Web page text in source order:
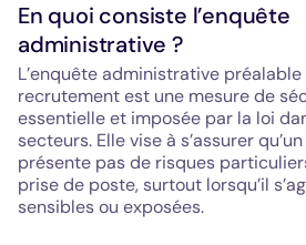
En quoi consiste l’enquête
administrative ?
L’enquête administrative préalable
recrutement est une mesure de
essentielle et imposée par la loi
secteurs. Elle vise à s’assurer
présente pas de risques
prise de poste, surtout lorsqu’il
sensibles ou exposées.